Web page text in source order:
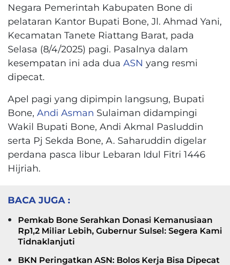
Negara Pemerintah Kabupaten Bone di
pelataran Kantor Bupati Bone, Jl. Ahmad Yani,
Kecamatan Tanete Riattang Barat, pada
Selasa (8/4/2025) pagi. Pasalnya dalam
kesempatan ini ada dua ASN yang resmi
dipecat.
Apel pagi yang dipimpin langsung, Bupati
Bone, Andi Asman Sulaiman didampingi
Wakil Bupati Bone, Andi Akmal Pasluddin
serta Pj Sekda Bone, A. Saharuddin digelar
perdana pasca libur Lebaran Idul Fitri 1446
Hijriah.
BACA JUGA :
Pemkab Bone Serahkan Donasi Kemanusiaan
Rp1,2 Miliar Lebih, Gubernur Sulsel: Segera Kami
Tidnaklanjuti
BKN Peringatkan ASN: Bolos Kerja Bisa Dipecat